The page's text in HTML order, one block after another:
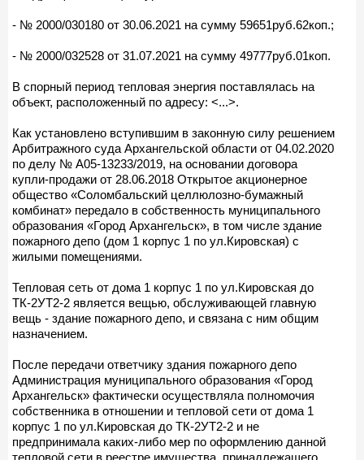
- № 2000/030180 от 30.06.2021 на сумму 59651руб.62коп.;
- № 2000/032528 от 31.07.2021 на сумму 49777руб.01коп.
В спорный период тепловая энергия поставлялась на
объект, расположенный по адресу: <...>.
Как установлено вступившим в законную силу решением
Арбитражного суда Архангельской области от 04.02.2020
по делу № А05-13233/2019, на основании договора
купли-продажи от 28.06.2018 Открытое акционерное
общество «Соломбальский целлюлозно-бумажный
комбинат» передало в собственность муниципального
образования «Город Архангельск», в том числе здание
пожарного депо (дом 1 корпус 1 по ул.Кировская) с
жилыми помещениями.
Тепловая сеть от дома 1 корпус 1 по ул.Кировская до
ТК-2УТ2-2 является вещью, обслуживающей главную
вещь - здание пожарного депо, и связана с ним общим
назначением.
После передачи ответчику здания пожарного депо
Администрация муниципального образования «Город
Архангельск» фактически осуществляла полномочия
собственника в отношении и тепловой сети от дома 1
корпус 1 по ул.Кировская до ТК-2УТ2-2 и не
предпринимала каких-либо мер по оформлению данной
тепловой сети в реестре имущества, принадлежащего